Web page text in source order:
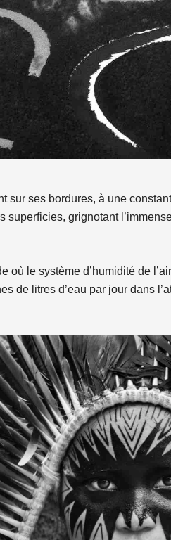
sur ses bordures, à une
superficies, grignotant
où le système d’humidité de
de litres d’eau par jour dans